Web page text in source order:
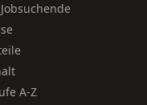
A-Z